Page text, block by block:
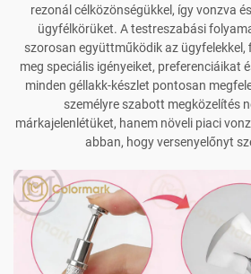
rezonál célközönségükkel, így vonzva
ügyfélkörüket. A testreszabási
szorosan együttműködik az ügyfelekkel,
meg speciális igényeiket, preferenciáikat
minden géllakk-készlet pontosan
személyre szabott megközelítés
márkajelenlétüket, hanem növeli piaci
abban, hogy versenyelőnyt